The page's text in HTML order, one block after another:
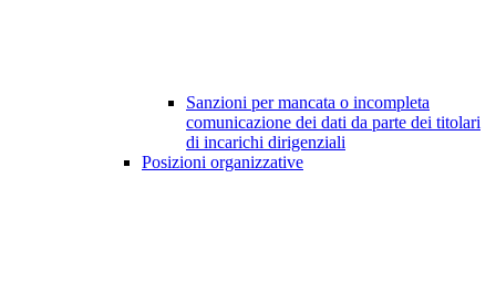
Sanzioni per mancata o incompleta
comunicazione dei dati da parte dei titolari
di incarichi dirigenziali
Posizioni organizzative